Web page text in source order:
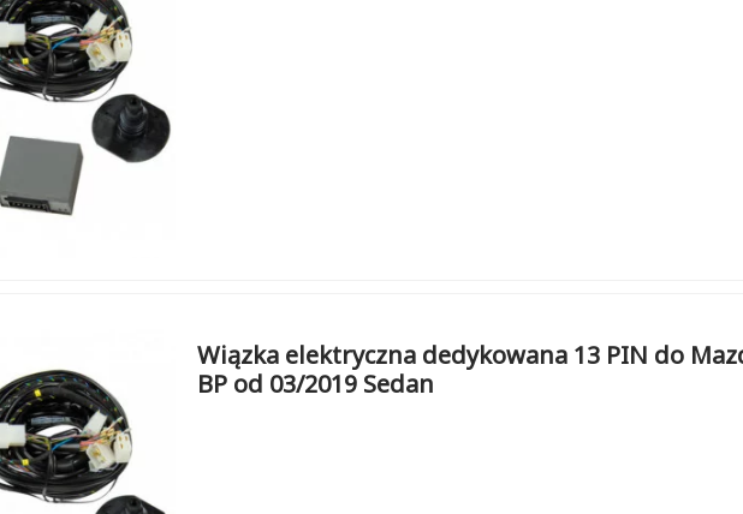
Wiązka elektryczna dedykowana 13 PIN do
BP od 03/2019 Sedan